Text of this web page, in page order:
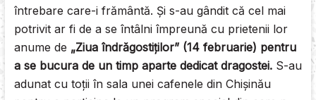
întrebare care-i frământă. Şi s-au gândit că cel mai
potrivit ar fi de a se întâlni împreună cu prietenii lor
anume de „Ziua îndrăgostiţilor” (14 februarie) pentru
a se bucura de un timp aparte dedicat dragostei.S-au
adunat cu toţii în sala unei cafenele din Chişinău